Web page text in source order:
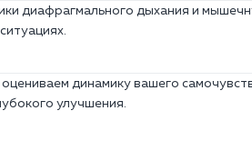
диафрагмального дыхания и
динамику вашего
улучшения.